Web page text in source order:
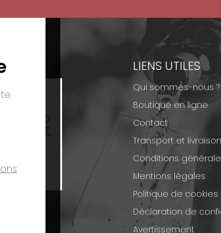
LIENS UTILES
Qui sommes-nous ?
Boutique en ligne
Contact
Transport et livraison
Conditions
Mentions légales
Politique de cookies
Déclaration de
Avertissement